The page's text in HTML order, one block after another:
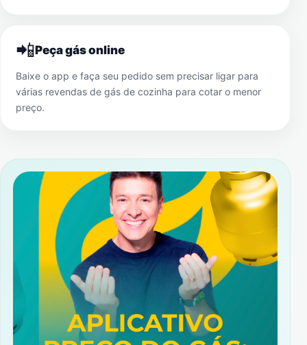
📲Peça gás online
Baixe o app e faça seu pedido sem precisar ligar para
várias revendas de gás de cozinha para cotar o menor
preço.